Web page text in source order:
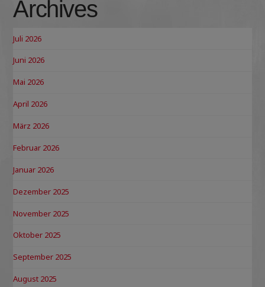
Archives
Juli 2026
Juni 2026
Mai 2026
April 2026
März 2026
Februar 2026
Januar 2026
Dezember 2025
November 2025
Oktober 2025
September 2025
August 2025